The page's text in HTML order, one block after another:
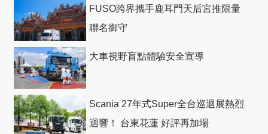
FUSO跨界攜手鹿耳門天后宮推限量
聯名御守
大車視野盲點體驗安全宣導
Scania 27年式Super全台巡迴展熱烈
迴響！ 台東花蓮 好評再加場